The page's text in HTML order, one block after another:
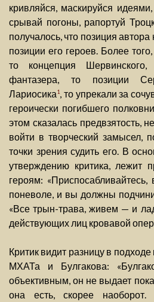
кривляйся, маскируйся
срывай погоны, рапортуй
получалось, что позиция автора
позиции его героев. Более
то концепция
фантазера, то позиции
Лариосика1, то упрекали за
героически погибшего
этом сказалась предвзятость,
войти в творческий замысел,
точки зрения судить его. В
утверждению критика, лежит
героям:
поневоле, и вы должны
«Все трын-трава, живем — и
действующих лиц кровавой
Критик видит разницу в
МХАТа и Булгакова:
объективным, он не выдает
она есть, скорее